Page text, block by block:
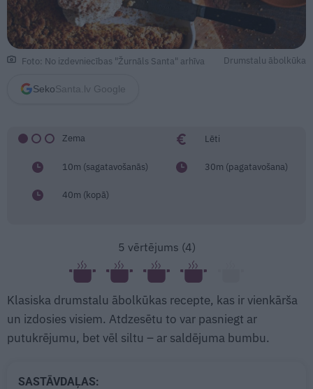
Foto: No izdevniecības "Žurnāls Santa" arhīva Drumstalu ābolkūka
Seko Santa.lv Google
Zema Lēti
10m (sagatavošanās) 30m (pagatavošana)
40m (kopā)
5 vērtējums (4)
Klasiska drumstalu ābolkūkas recepte, kas ir vienkārša
un izdosies visiem. Atdzesētu to var pasniegt ar
putukrējumu, bet vēl siltu – ar saldējuma bumbu.
SASTĀVDAĻAS: